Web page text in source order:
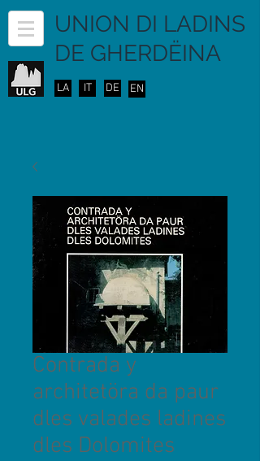
UNION DI LADINS
DE GHERDËINA
LA IT DE EN
Contrada y
architetöra da paur
dles valades ladines
dles Dolomites